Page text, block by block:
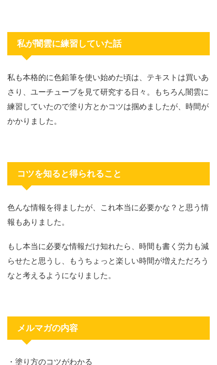
私が闇雲に練習していた話
私も本格的に色鉛筆を使い始めた頃は、テキストは買いあ
さり、ユーチューブを見て研究する日々。もちろん闇雲に
練習していたので塗り方とかコツは掴めましたが、時間が
かかりました。
コツを知ると得られること
色んな情報を得ましたが、これ本当に必要かな？と思う情
報もありました。
もし本当に必要な情報だけ知れたら、時間も書く労力も減
らせたと思うし、もうちょっと楽しい時間が増えただろう
なと考えるようになりました。
メルマガの内容
・塗り方のコツがわかる